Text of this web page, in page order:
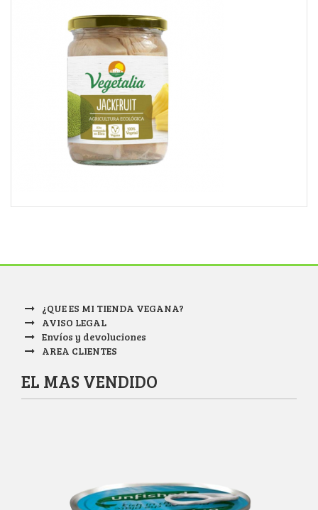
¿QUE ES MI TIENDA VEGANA?
AVISO LEGAL
Envíos y devoluciones
AREA CLIENTES
EL MAS VENDIDO